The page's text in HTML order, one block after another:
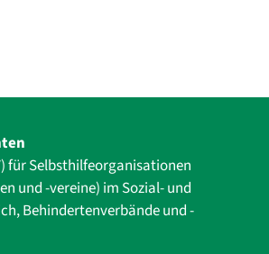
für Selbsthilfe­organisationen
und -vereine) im Sozial- und
­Behindertenverbände und ­-